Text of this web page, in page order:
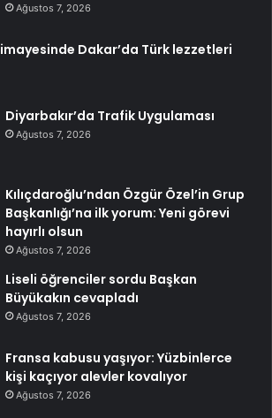
Ağustos 7, 2026
Dakar’da Türk lezzetleri
Diyarbakır’da Trafik Uygulaması
Ağustos 7, 2026
Kılıçdaroğlu’ndan Özgür Özel’in Grup
Başkanlığı’na ilk yorum: Yeni görevi
hayırlı olsun
Ağustos 7, 2026
Liseli öğrenciler sordu Başkan
Büyükakın cevapladı
Ağustos 7, 2026
Fransa kabusu yaşıyor: Yüzbinlerce
kişi kaçıyor alevler kovalıyor
Ağustos 7, 2026